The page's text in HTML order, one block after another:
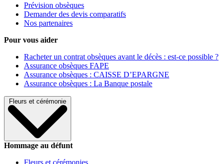
Prévision obsèques
Demander des devis comparatifs
Nos partenaires
Pour vous aider
Racheter un contrat obsèques avant le décès : est-ce possible ?
Assurance obsèques FAPE
Assurance obsèques : CAISSE D’EPARGNE
Assurance obsèques : La Banque postale
Fleurs et cérémonie
Hommage au défunt